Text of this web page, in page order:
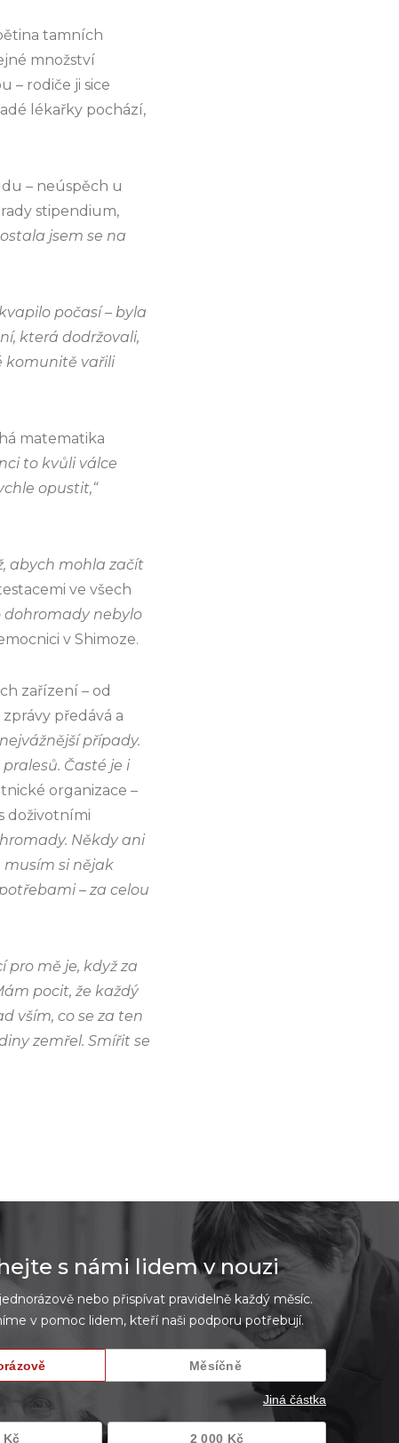
tamních
množství
– rodiče ji sice
lékařky pochází,
– neúspěch u
stipendium,
jsem se na
počasí – byla
která dodržovali,
komunitě vařili
matematika
to kvůli válce
opustit,“
abych mohla začít
ve všech
dohromady nebylo
v Shimoze.
zařízení – od
předává a
případy.
Časté je i
organizace –
doživotními
Někdy ani
si nějak
– za celou
pro mě je, když za
pocit, že každý
vším, co se za ten
zemřel. Smířit se
s námi lidem v nouzi
nebo přispívat pravidelně každý měsíc.
v pomoc lidem, kteří naši podporu potřebují.